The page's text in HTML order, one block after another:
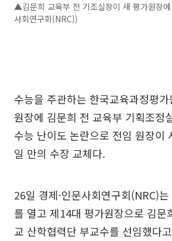
▲김문희 교육부 전 기조실장이 새 평가원장에
사회연구회(NRC))
수능을 주관하는 한국교육과정평
원장에 김문희 전 교육부 기획조정
수능 난이도 논란으로 전임 원장이
일 만의 수장 교체다.
26일 경제·인문사회연구회(NRC)
를 열고 제14대 평가원장으로 김문
교 산학협력단 부교수를 선임했다